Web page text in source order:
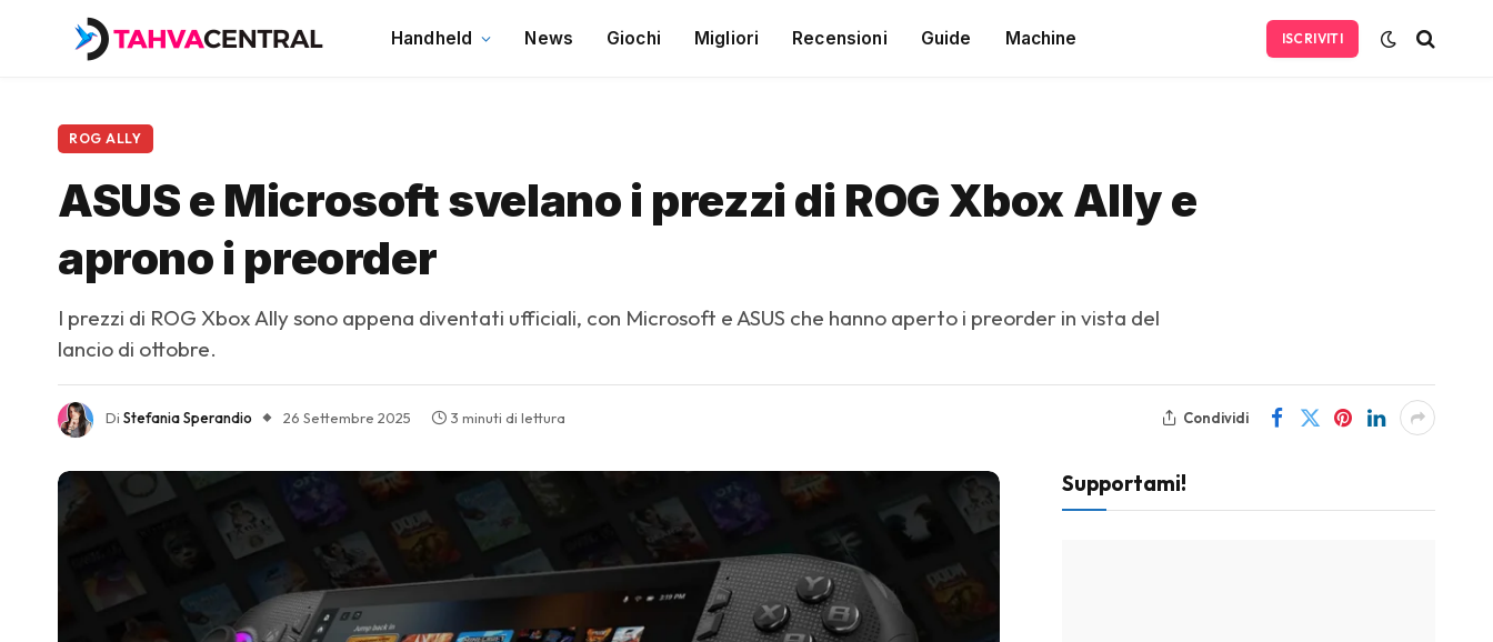
Handheld News Giochi Migliori Recensioni Guide Machine ISCRIVITI
ROG ALLY
ASUS e Microsoft svelano i prezzi di ROG Xbox Ally e
aprono i preorder
I prezzi di ROG Xbox Ally sono appena diventati ufficiali, con Microsoft e ASUS che hanno aperto i preorder in vista del
lancio di ottobre.
Di Stefania Sperandio 26 Settembre 2025 3 minuti di lettura Condividi
Supportami!